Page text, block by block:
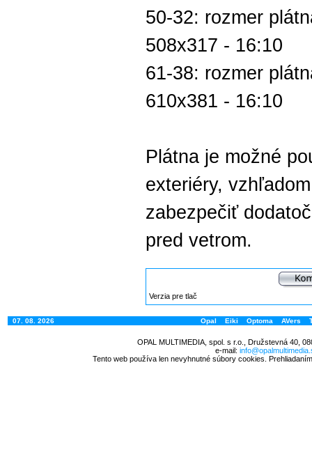
50-32: rozmer
508x317 - 16:10
61-38: rozmer
610x381 - 16:10
Plátna je možné
exteriéry,
zabezpečiť
pred vetrom.
Verzia pre tlač
07. 08. 2026 Opal Eiki Optoma AVers
OPAL MULTIMEDIA, spol. s r.o., Družstevná 40,
e-mail:
Tento web používa len nevyhnutné súbory cookies.